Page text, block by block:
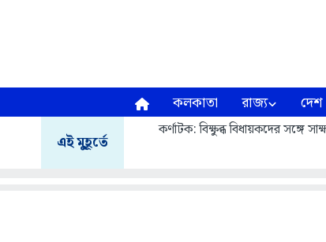
কলকাতা রাজ্য দেশ
এই মুহূর্তে
কর্ণাটক: বিক্ষুব্ধ বিধায়কদের সঙ্গে